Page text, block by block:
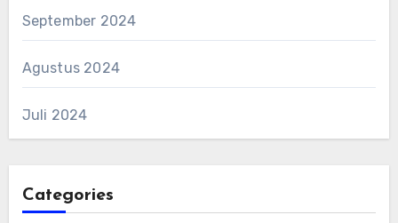
September 2024
Agustus 2024
Juli 2024
Categories